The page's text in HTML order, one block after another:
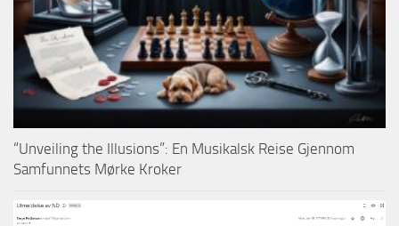
“Unveiling the Illusions”: En Musikalsk Reise Gjennom
Samfunnets Mørke Kroker